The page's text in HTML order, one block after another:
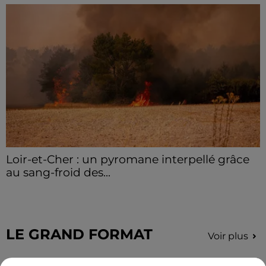
Loir-et-Cher : un pyromane interpellé grâce
au sang-froid des...
Grâce...
LE GRAND FORMAT Voir plus